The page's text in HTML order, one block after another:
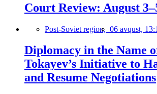
Court Review: August
Post-Soviet region, 06 avqust,
Diplomacy in the Name
Tokayev’s Initiative to
and Resume Negotiations